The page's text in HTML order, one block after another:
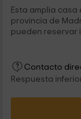
Esta amplia
provincia de
pueden reservar
Contacto
Respuesta